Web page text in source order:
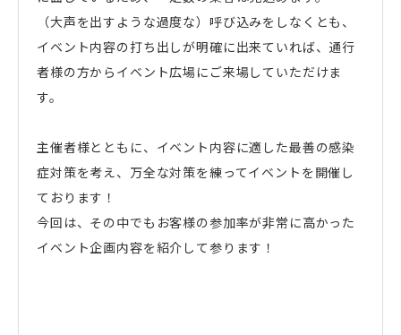
（大声を出すような過度な）呼び込みをしなくとも、
イベント内容の打ち出しが明確に出来ていれば、通行
者様の方からイベント広場にご来場していただけま
す。
主催者様とともに、イベント内容に適した最善の感染
症対策を考え、万全な対策を練ってイベントを開催し
ております！
今回は、その中でもお客様の参加率が非常に高かった
イベント企画内容を紹介して参ります！